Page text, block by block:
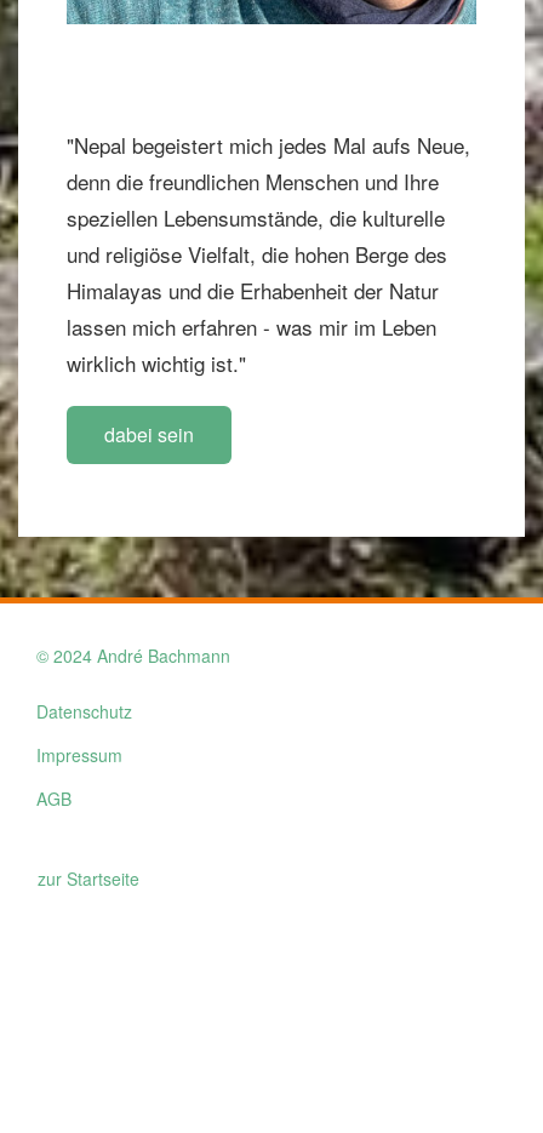
"Nepal begeistert mich jedes Mal aufs Neue,
denn die freundlichen Menschen und Ihre
speziellen Lebensumstände, die kulturelle
und religiöse Vielfalt, die hohen Berge des
Himalayas und die Erhabenheit der Natur
lassen mich erfahren - was mir im Leben
wirklich wichtig ist."
dabei sein
© 2024 André Bachmann
Datenschutz
Impressum
AGB
zur Startseite